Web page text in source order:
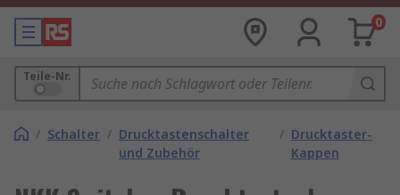
0
Teile-Nr.
/ Schalter / Drucktastenschalter
und Zubehör
/ Drucktaster-
Kappen